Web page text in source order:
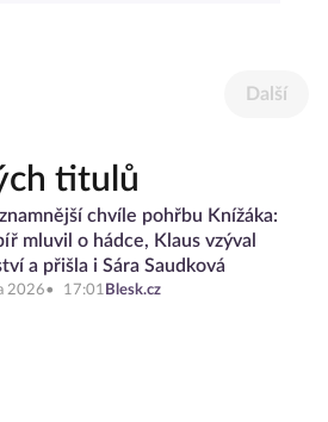
Další
titulů
chvíle pohřbu Knížáka:
mluvil o hádce, Klaus vzýval
a přišla i Sára Saudková
2026 17:01 Blesk.cz